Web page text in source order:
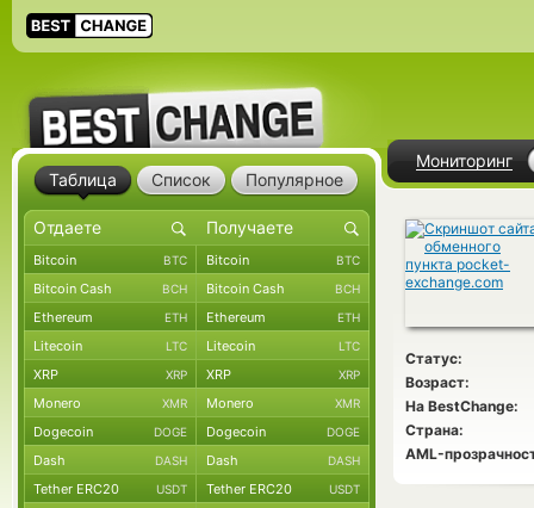
Мониторинг
Статус:
Возраст:
На BestChange:
Страна:
AML-
Таблица Список Популярное
Bitcoin BTC Bitcoin BTC
Bitcoin Cash BCH Bitcoin Cash BCH
Ethereum ETH Ethereum ETH
Litecoin LTC Litecoin LTC
XRP XRP XRP XRP
Monero XMR Monero XMR
Dogecoin DOGE Dogecoin DOGE
Dash DASH Dash DASH
Tether ERC20 USDT Tether ERC20 USDT